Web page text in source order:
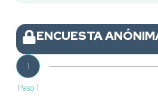
ENCUESTA
1
Paso 1